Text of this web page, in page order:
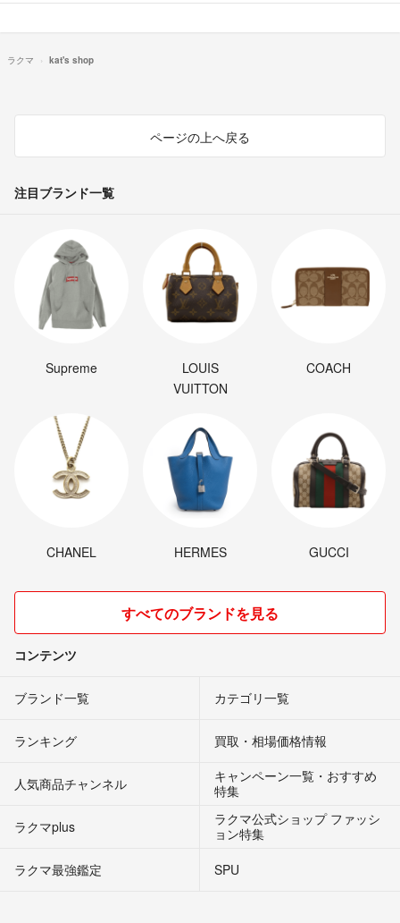
ラクマ kat's shop
ページの上へ戻る
注目ブランド一覧
Supreme
LOUIS
VUITTON
COACH
CHANEL HERMES GUCCI
すべてのブランドを見る
コンテンツ
ブランド一覧 カテゴリ一覧
ランキング 買取・相場価格情報
人気商品チャンネル
キャンペーン一覧・おすすめ
特集
ラクマplus
ラクマ公式ショップ ファッシ
ョン特集
ラクマ最強鑑定
SPU